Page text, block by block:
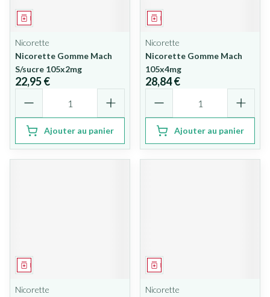
Médicament
Nicorette
Nicorette Gomme Mach
S/sucre 105x2mg
22,95 €
Ajouter au panier
Médicament
Nicorette
Nicorette Gomme Mach
105x4mg
28,84 €
Ajouter au panier
Médicament
Nicorette
Médicament
Nicorette